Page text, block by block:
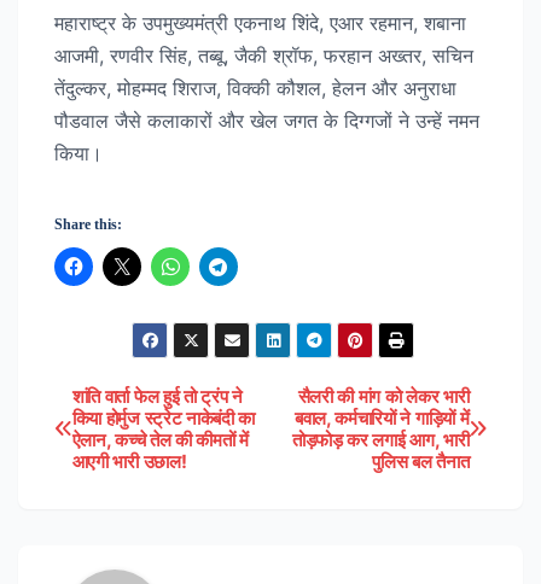
महाराष्ट्र के उपमुख्यमंत्री एकनाथ शिंदे, एआर रहमान, शबाना
आजमी, रणवीर सिंह, तब्बू, जैकी श्रॉफ, फरहान अख्तर, सचिन
तेंदुल्कर, मोहम्मद शिराज, विक्की कौशल, हेलन और अनुराधा
पौडवाल जैसे कलाकारों और खेल जगत के दिग्गजों ने उन्हें नमन
किया।
Share this:
Post
navigation
सैलरी की मांग को लेकर भारी
बवाल, कर्मचारियों ने गाड़ियों में
तोड़फोड़ कर लगाई आग, भारी
पुलिस बल तैनात
शांति वार्ता फेल हुई तो ट्रंप ने
किया होर्मुज स्ट्रेट नाकेबंदी का
ऐलान, कच्चे तेल की कीमतों में
आएगी भारी उछाल!